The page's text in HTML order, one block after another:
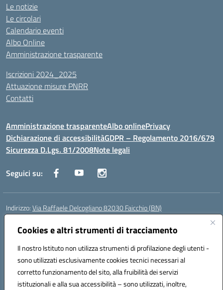
Cookies e altri strumenti di tracciamento
Il nostro Istituto non utilizza strumenti di profilazione degli utenti -
sono utilizzati esclusivamente cookies tecnici necessari al
corretto funzionamento del sito, alla fruibilità dei servizi
istituzionali e alla sua accessibilità – sono utilizzati, inoltre,
Le notizie
Le circolari
Calendario eventi
Albo Online
Amministrazione trasparente
Iscrizioni 2024_2025
Attuazione misure PNRR
Contatti
Amministrazione trasparenteAlbo onlinePrivacy
Dichiarazione di accessibilitàGDPR – Regolamento 2016/679
Sicurezza D.Lgs. 81/2008Note legali
Seguici su:
Indirizzo:Via Raffaele Delcogliano 82030 Faicchio (BN)
Centralino:
Posta elettronica certificata (PEC):bnis02300v@pec.istruzione.it
Codice fiscale: 90003320620
Codice meccanografico:BNIS02300V
Codice Indice delle Pubbliche Amministrazioni (IPA): istsc_bnis02300v
Codice unico di fatturazione (CUF): UFQEG8